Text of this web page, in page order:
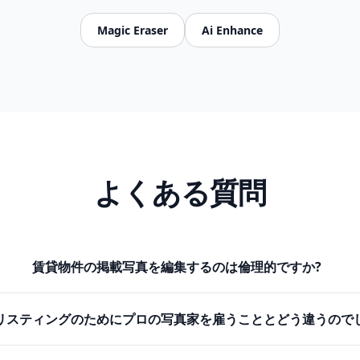
Magic Eraser Ai Enhance
よくある質問
賃貸物件の掲載写真を編集するのは倫理的ですか?
スティングのためにプロの写真家を雇うこととどう違うので